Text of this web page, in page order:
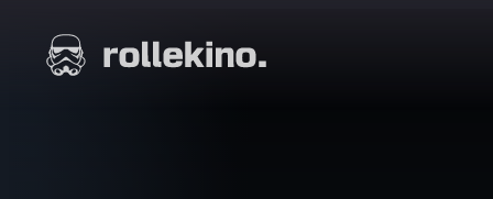
suoraan
sisältöön
Elokuvat ja elokuva-arviot | Rollekino.fi